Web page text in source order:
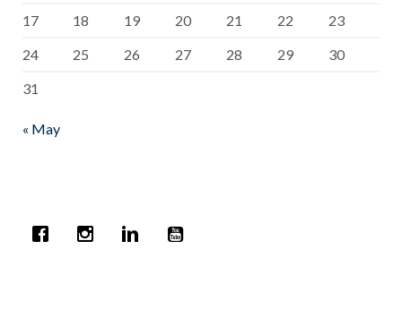
17
18 19 20 21 22
23
24
25 26 27 28 29
30
31
« May